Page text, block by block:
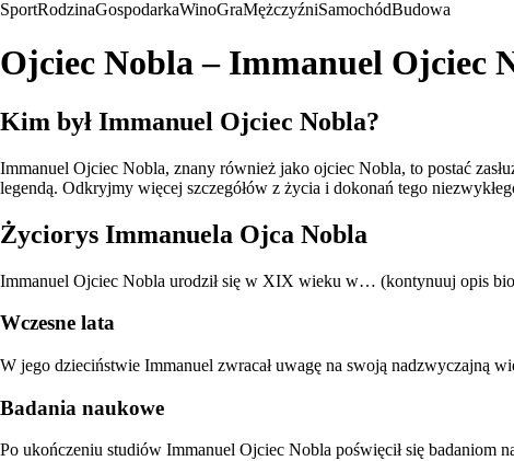
SportRodzinaGospodarkaWinoGraMężczyźniSamochódBudowa
Ojciec Nobla – Immanuel Ojciec
Kim był Immanuel Ojciec Nobla?
Immanuel Ojciec Nobla, znany również jako ojciec Nobla, to postać
legendą. Odkryjmy więcej szczegółów z życia i dokonań tego
Życiorys Immanuela Ojca Nobla
Immanuel Ojciec Nobla urodził się w XIX wieku w… (kontynuuj opis
Wczesne lata
W jego dzieciństwie Immanuel zwracał uwagę na swoją nadzwyczajną
Badania naukowe
Po ukończeniu studiów Immanuel Ojciec Nobla poświęcił się badaniom